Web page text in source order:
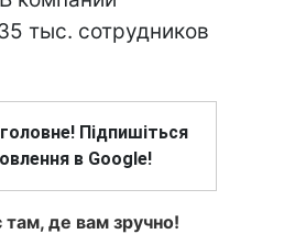
тыс. сотрудников
Підпишіться
в Google!
де вам зручно!